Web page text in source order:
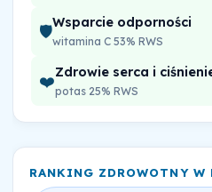
🛡️Wsparcie odporności
witamina C 53% RWS
❤️Zdrowie serca i
potas 25% RWS
RANKING ZDROWOTNY W